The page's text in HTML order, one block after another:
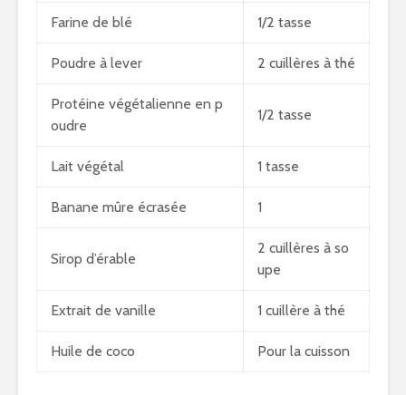
Farine de blé 1/2 tasse
Poudre à lever 2 cuillères à thé
Protéine végétalienne en p
oudre
1/2 tasse
Lait végétal 1 tasse
Banane mûre écrasée 1
Sirop d’érable
2 cuillères à so
upe
Extrait de vanille 1 cuillère à thé
Huile de coco Pour la cuisson